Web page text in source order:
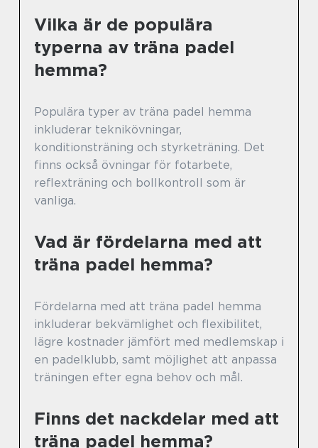
Vilka är de populära
typerna av träna padel
hemma?
Populära typer av träna padel hemma
inkluderar teknikövningar,
konditionsträning och styrketräning. Det
finns också övningar för fotarbete,
reflexträning och bollkontroll som är
vanliga.
Vad är fördelarna med att
träna padel hemma?
Fördelarna med att träna padel hemma
inkluderar bekvämlighet och flexibilitet,
lägre kostnader jämfört med medlemskap i
en padelklubb, samt möjlighet att anpassa
träningen efter egna behov och mål.
Finns det nackdelar med att
träna padel hemma?